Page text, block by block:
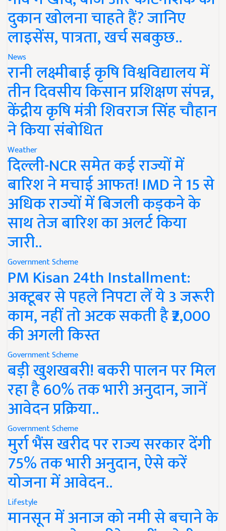
दुकान खोलना चाहते हैं? जानिए
लाइसेंस, पात्रता, खर्च सबकुछ..
News
रानी लक्ष्मीबाई कृषि विश्वविद्यालय में
तीन दिवसीय किसान प्रशिक्षण संपन्न,
केंद्रीय कृषि मंत्री शिवराज सिंह चौहान
ने किया संबोधित
Weather
दिल्ली-NCR समेत कई राज्यों में
बारिश ने मचाई आफत! IMD ने 15 से
अधिक राज्यों में बिजली कड़कने के
साथ तेज बारिश का अलर्ट किया
जारी..
Government Scheme
PM Kisan 24th Installment:
अक्टूबर से पहले निपटा लें ये 3 जरूरी
काम, नहीं तो अटक सकती है ₹2,000
की अगली किस्त
Government Scheme
बड़ी खुशखबरी! बकरी पालन पर मिल
रहा है 60% तक भारी अनुदान, जानें
आवेदन प्रक्रिया..
Government Scheme
मुर्रा भैंस खरीद पर राज्य सरकार देंगी
75% तक भारी अनुदान, ऐसे करें
योजना में आवेदन..
Lifestyle
मानसून में अनाज को नमी से बचाने के